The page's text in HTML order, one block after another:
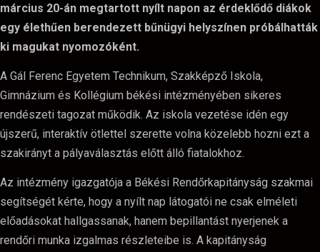
március 20-án megtartott nyílt napon az érdeklődő diákok
egy élethűen berendezett bűnügyi helyszínen próbálhatták
ki magukat nyomozóként.
A Gál Ferenc Egyetem Technikum, Szakképző Iskola,
Gimnázium és Kollégium békési intézményében sikeres
rendészeti tagozat működik. Az iskola vezetése idén egy
újszerű, interaktív ötlettel szerette volna közelebb hozni ezt a
szakirányt a pályaválasztás előtt álló fiatalokhoz.
Az intézmény igazgatója a Békési Rendőrkapitányság szakmai
segítségét kérte, hogy a nyílt nap látogatói ne csak elméleti
előadásokat hallgassanak, hanem bepillantást nyerjenek a
rendőri munka izgalmas részleteibe is. A kapitányság